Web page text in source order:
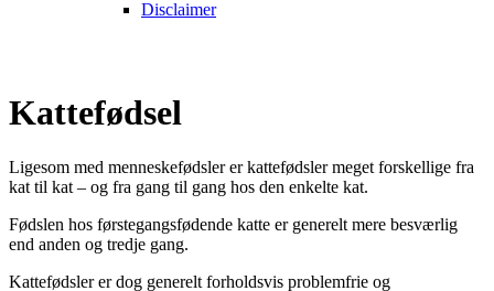
Disclaimer
Kattefødsel
Ligesom med menneskefødsler er kattefødsler meget forskellige fra
kat til kat – og fra gang til gang hos den enkelte kat.
Fødslen hos førstegangsfødende katte er generelt mere besværlig
end anden og tredje gang.
Kattefødsler er dog generelt forholdsvis problemfrie og